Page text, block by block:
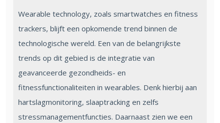
Wearable technology, zoals smartwatches en fitness
trackers, blijft een opkomende trend binnen de
technologische wereld. Een van de belangrijkste
trends op dit gebied is de integratie van
geavanceerde gezondheids- en
fitnessfunctionaliteiten in wearables. Denk hierbij aan
hartslagmonitoring, slaaptracking en zelfs
stressmanagementfuncties. Daarnaast zien we een